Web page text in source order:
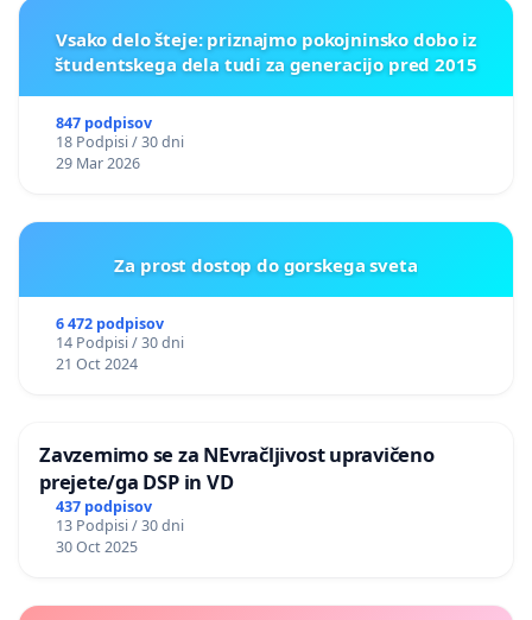
Vsako delo šteje: priznajmo pokojninsko dobo iz
študentskega dela tudi za generacijo pred 2015
847 podpisov
18 Podpisi / 30 dni
29 Mar 2026
Za prost dostop do gorskega sveta
6 472 podpisov
14 Podpisi / 30 dni
21 Oct 2024
Zavzemimo se za NEvračljivost upravičeno
prejete/ga DSP in VD
437 podpisov
13 Podpisi / 30 dni
30 Oct 2025